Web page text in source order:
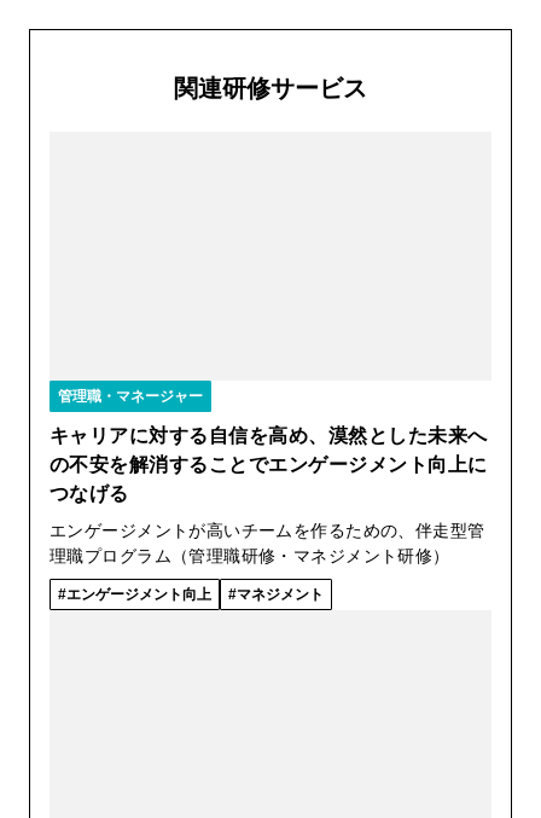
関連研修サービス
管理職・マネージャー
キャリアに対する自信を高め、漠然とした未来へ
の不安を解消することでエンゲージメント向上に
つなげる
エンゲージメントが高いチームを作るための、伴走型管
理職プログラム（管理職研修・マネジメント研修）
エンゲージメント向上 マネジメント